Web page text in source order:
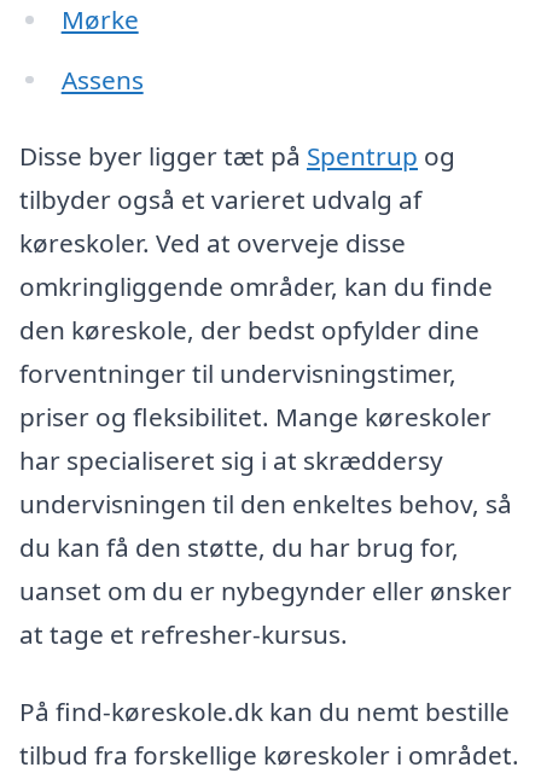
Mørke
Assens
Disse byer ligger tæt på Spentrup og
tilbyder også et varieret udvalg af
køreskoler. Ved at overveje disse
omkringliggende områder, kan du finde
den køreskole, der bedst opfylder dine
forventninger til undervisningstimer,
priser og fleksibilitet. Mange køreskoler
har specialiseret sig i at skræddersy
undervisningen til den enkeltes behov, så
du kan få den støtte, du har brug for,
uanset om du er nybegynder eller ønsker
at tage et refresher-kursus.
På find-køreskole.dk kan du nemt bestille
tilbud fra forskellige køreskoler i området.